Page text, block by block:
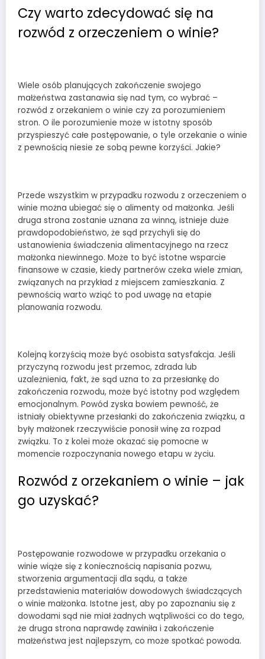
Czy warto zdecydować się na
rozwód z orzeczeniem o winie?
Wiele osób planujących zakończenie swojego
małżeństwa zastanawia się nad tym, co wybrać –
rozwód z orzekaniem o winie czy za porozumieniem
stron. O ile porozumienie może w istotny sposób
przyspieszyć całe postępowanie, o tyle orzekanie o winie
z pewnością niesie ze sobą pewne korzyści. Jakie?
Przede wszystkim w przypadku rozwodu z orzeczeniem o
winie można ubiegać się o alimenty od małżonka. Jeśli
druga strona zostanie uznana za winną, istnieje duże
prawdopodobieństwo, że sąd przychyli się do
ustanowienia świadczenia alimentacyjnego na rzecz
małżonka niewinnego. Może to być istotne wsparcie
finansowe w czasie, kiedy partnerów czeka wiele zmian,
związanych na przykład z miejscem zamieszkania. Z
pewnością warto wziąć to pod uwagę na etapie
planowania rozwodu.
Kolejną korzyścią może być osobista satysfakcja. Jeśli
przyczyną rozwodu jest przemoc, zdrada lub
uzależnienia, fakt, że sąd uzna to za przesłankę do
zakończenia rozwodu, może być istotny pod względem
emocjonalnym. Powód zyska bowiem pewność, że
istniały obiektywne przesłanki do zakończenia związku, a
były małżonek rzeczywiście ponosił winę za rozpad
związku. To z kolei może okazać się pomocne w
momencie rozpoczynania nowego etapu w życiu.
Rozwód z orzekaniem o winie – jak
go uzyskać?
Postępowanie rozwodowe w przypadku orzekania o
winie wiąże się z koniecznością napisania pozwu,
stworzenia argumentacji dla sądu, a także
przedstawienia materiałów dowodowych świadczących
o winie małżonka. Istotne jest, aby po zapoznaniu się z
dowodami sąd nie miał żadnych wątpliwości co do tego,
że druga strona naprawdę zawiniła i zakończenie
małżeństwa jest najlepszym, co może spotkać powoda.